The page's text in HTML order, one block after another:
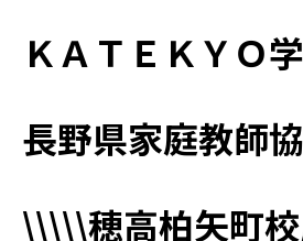
ＫＡＴＥＫＹＯ
長野県家庭教師
\\\\\穂高柏矢町